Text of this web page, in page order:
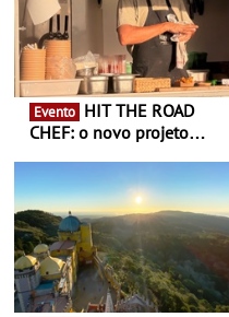
Evento
CHEF: o novo projeto
Queiroz Ribeiro - Um novo
conceito gastronómico
itinerante que percorre
Portugal